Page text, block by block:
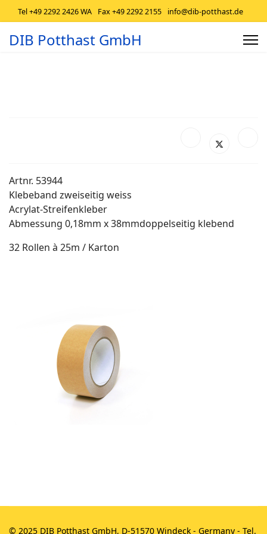
Tel +49 2292 2426 WA Fax +49 2292 2155 info@dib-potthast.de
DIB Potthast GmbH
Artnr. 53944
Klebeband zweiseitig weiss
Acrylat-Streifenkleber
Abmessung 0,18mm x 38mmdoppelseitig klebend
32 Rollen à 25m / Karton
© 2025 DIB Potthast GmbH, D-51570 Windeck - Germany - Tel.